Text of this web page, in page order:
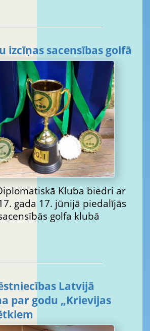
izcīņas sacensības golfā
Kluba biedri ar
gada 17. jūnijā piedalījās
golfa klubā
Latvijā
par godu „Krievijas